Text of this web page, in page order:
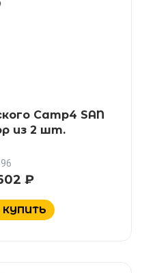
Camp4 SAN
из 2 шт.
₽
КУПИТЬ